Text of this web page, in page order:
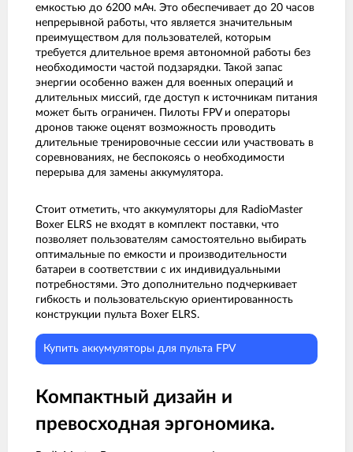
емкостью до 6200 мАч. Это обеспечивает до 20 часов
непрерывной работы, что является значительным
преимуществом для пользователей, которым
требуется длительное время автономной работы без
необходимости частой подзарядки. Такой запас
энергии особенно важен для военных операций и
длительных миссий, где доступ к источникам питания
может быть ограничен. Пилоты FPV и операторы
дронов также оценят возможность проводить
длительные тренировочные сессии или участвовать в
соревнованиях, не беспокоясь о необходимости
перерыва для замены аккумулятора.
Стоит отметить, что аккумуляторы для RadioMaster
Boxer ELRS не входят в комплект поставки, что
позволяет пользователям самостоятельно выбирать
оптимальные по емкости и производительности
батареи в соответствии с их индивидуальными
потребностями. Это дополнительно подчеркивает
гибкость и пользовательскую ориентированность
конструкции пульта Boxer ELRS.
Купить аккумуляторы для пульта FPV
Компактный дизайн и
превосходная эргономика.